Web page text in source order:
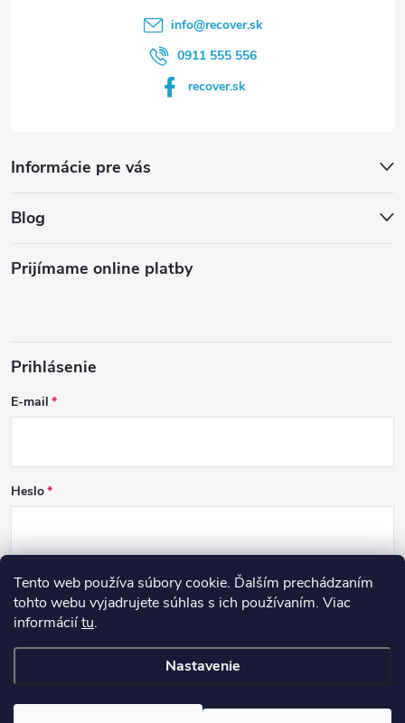
Tento web používa súbory cookie. Ďalším prechádzaním
tohto webu vyjadrujete súhlas s ich používaním. Viac
informáciítu.
Nastavenie
info@recover.sk
0911 555 556
recover.sk
Informácie pre vás
Blog
Prijímame online platby
Prihlásenie
E-mail
Heslo
PRIHLÁSIŤ SA
RECOVER. Všetky práva vyhradené.